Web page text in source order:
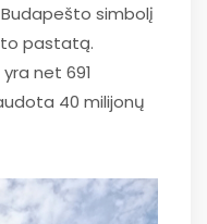
simbolį
pastatą.
net 691
40 milijonų